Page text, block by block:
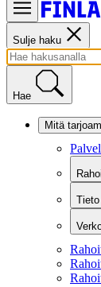
Sulje haku
Hae
Mitä